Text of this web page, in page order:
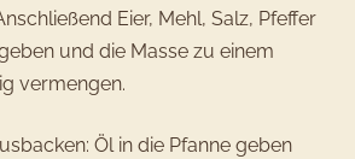
Eier, Mehl, Salz, Pfeffer
und die Masse zu einem
vermengen.
Öl in die Pfanne geben